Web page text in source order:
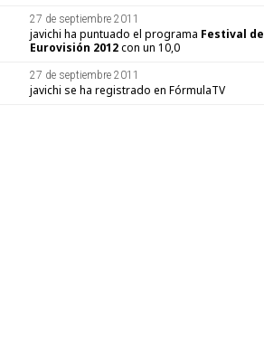
27 de septiembre 2011
javichi ha puntuado el programa Festival de
Eurovisión 2012con un 10,0
27 de septiembre 2011
javichi se ha registrado en FórmulaTV